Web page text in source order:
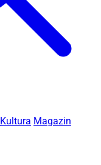
Kultura Magazin